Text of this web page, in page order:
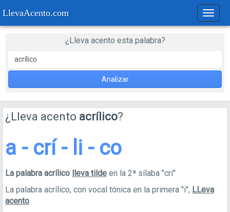
LlevaAcento.com
de
¿Lleva acento esta palabra?
Analizar
¿Lleva acento acrílico?
a - crí - li - co
La palabra acrílico lleva tilde en la 2ª sílaba "crí"
La palabra acrílico, con vocal tónica en la primera "i", LLeva
acento.